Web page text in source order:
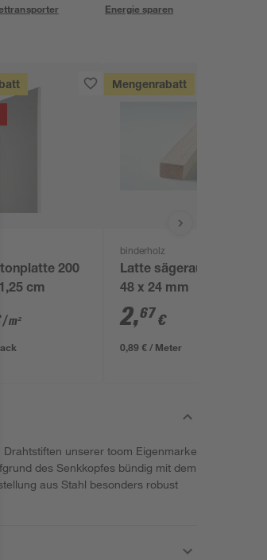
Energie sparen
200
cm
/ m²
Mengenrabatt
binderholz
Latte sägerau 3000 x
48 x 24 mm
2,67€
0,89 € / Meter
unserer toom Eigenmarke
des Senkkopfes bündig mit dem
aus Stahl besonders robust